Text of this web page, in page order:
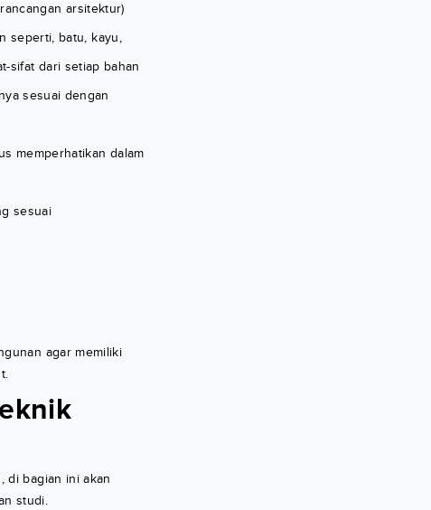
arsitektur)
seperti, batu, kayu,
sifat dari setiap bahan
sesuai dengan
memperhatikan dalam
sesuai
agar memiliki
di bagian ini akan
studi.